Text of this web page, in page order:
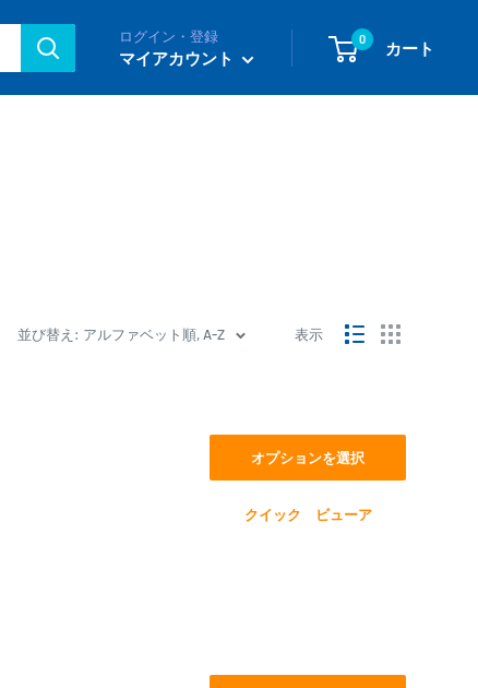
ログイン・登録
マイアカウント
0 カート
並び替え: アルファベット順, A-Z 表示
オプションを選択
クイック ビューア